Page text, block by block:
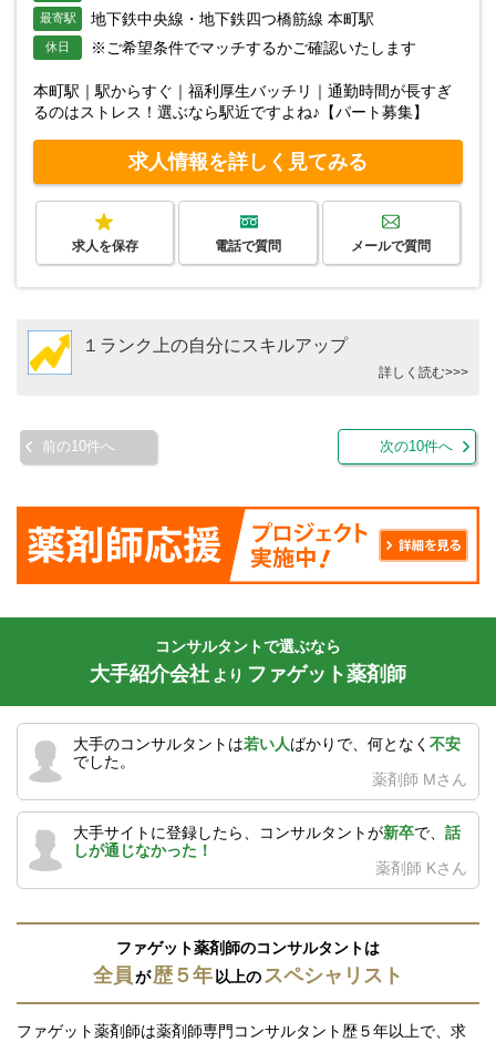
最寄駅 地下鉄中央線・地下鉄四つ橋筋線 本町駅
休日 ※ご希望条件でマッチするかご確認いたします
本町駅｜駅からすぐ｜福利厚生バッチリ｜通勤時間が長すぎ
るのはストレス！選ぶなら駅近ですよね♪【パート募集】
求人情報を詳しく見てみる
求人を保存 電話で質問 メールで質問
１ランク上の自分にスキルアップ
詳しく読む>>>
前の10件へ 次の10件へ
コンサルタントで選ぶなら
大手紹介会社 より ファゲット薬剤師
大手のコンサルタントは若い人ばかりで、何となく 不安
でした。
薬剤師 Mさん
大手サイトに登録したら、コンサルタントが新卒で、 話
しが通じなかった！
薬剤師 Kさん
ファゲット薬剤師のコンサルタントは
全員が歴５年以上のスペシャリスト
ファゲット薬剤師は薬剤師専門コンサルタント歴５年以上で、求